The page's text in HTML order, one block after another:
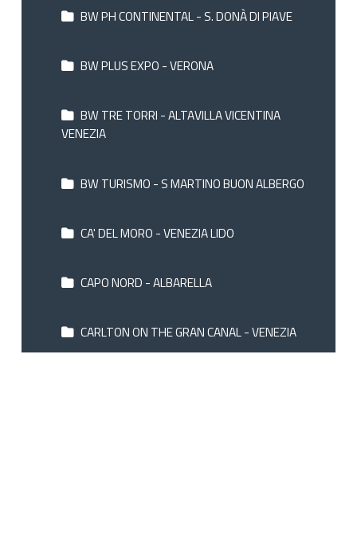
BW PH CONTINENTAL - S. DONÀ DI PIAVE
BW PLUS EXPO - VERONA
BW TRE TORRI - ALTAVILLA VICENTINA
VENEZIA
BW TURISMO - S MARTINO BUON ALBERGO
CA' DEL MORO - VENEZIA LIDO
CAPO NORD - ALBARELLA
CARLTON ON THE GRAN CANAL - VENEZIA